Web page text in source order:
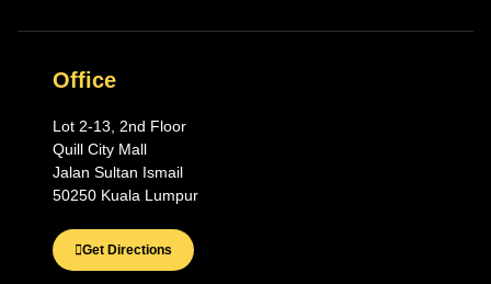
Office
Lot 2-13, 2nd Floor
Quill City Mall
Jalan Sultan Ismail
50250 Kuala Lumpur
Get Directions